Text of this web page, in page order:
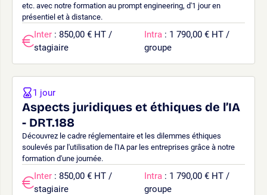
etc. avec notre formation au prompt engineering, d'1 jour en
présentiel et à distance.
Inter : 850,00 € HT /
stagiaire
Intra : 1 790,00 € HT /
groupe
Aspects juridiques et éthiques de l’IA
- DRT.188
Découvrez le cadre réglementaire et les dilemmes éthiques
soulevés par l'utilisation de l'IA par les entreprises grâce à notre
formation d'une journée.
1 jour
Inter : 850,00 € HT /
stagiaire
Intra : 1 790,00 € HT /
groupe